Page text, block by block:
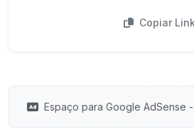
Copiar Link
Espaço para Google AdSense